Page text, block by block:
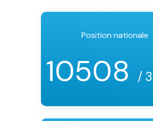
Position nationale
10508 /